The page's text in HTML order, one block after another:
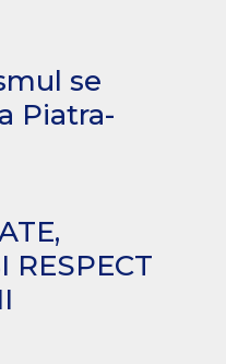
se
Piatra-
RESPECT